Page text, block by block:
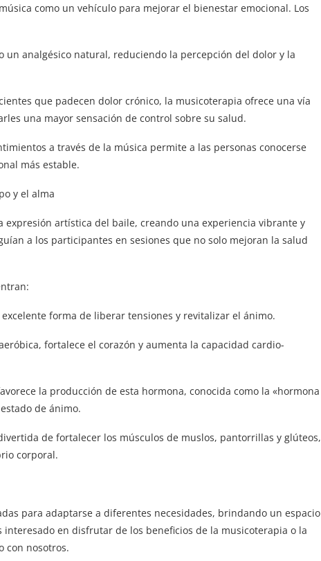
como un vehículo para mejorar el bienestar emocional. Los
analgésico natural, reduciendo la percepción del dolor y la
que padecen dolor crónico, la musicoterapia ofrece una vía
una mayor sensación de control sobre su salud.
a través de la música permite a las personas conocerse
más estable.
y el alma
expresión artística del baile, creando una experiencia vibrante y
a los participantes en sesiones que no solo mejoran la salud
forma de liberar tensiones y revitalizar el ánimo.
fortalece el corazón y aumenta la capacidad cardio-
la producción de esta hormona, conocida como la «hormona
de ánimo.
de fortalecer los músculos de muslos, pantorrillas y glúteos,
corporal.
para adaptarse a diferentes necesidades, brindando un espacio
en disfrutar de los beneficios de la musicoterapia o la
con nosotros.